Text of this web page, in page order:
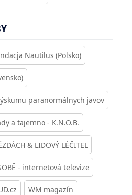
Nautilus (Polsko)
paranormálnych javov
a tajemno - K.N.O.B.
& LIDOVÝ LÉČITEL
- internetová televize
WM magazín